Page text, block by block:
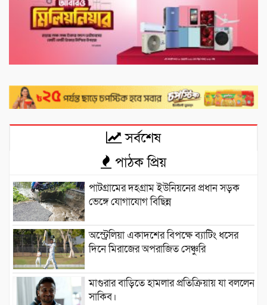
সর্বশেষ
পাঠক প্রিয়
পাটগ্রামের দহগ্রাম ইউনিয়নের প্রধান সড়ক
ভেঙ্গে যোগাযোগ বিছিন্ন
অস্ট্রেলিয়া একাদশের বিপক্ষে ব্যাটিং ধসের
দিনে মিরাজের অপরাজিত সেঞ্চুরি
মাগুরার বাড়িতে হামলার প্রতিক্রিয়ায় যা বললেন
সাকিব।